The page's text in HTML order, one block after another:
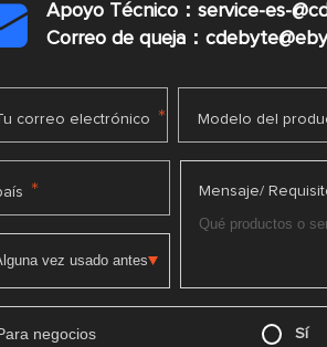
Apoyo Técnico：service-es-
Correo de queja：
correo electrónico * Modelo del
* Mensaje/
negocios Sí